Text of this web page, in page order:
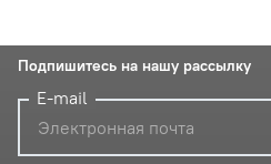
Подпишитесь на нашу рассылку
E-mail